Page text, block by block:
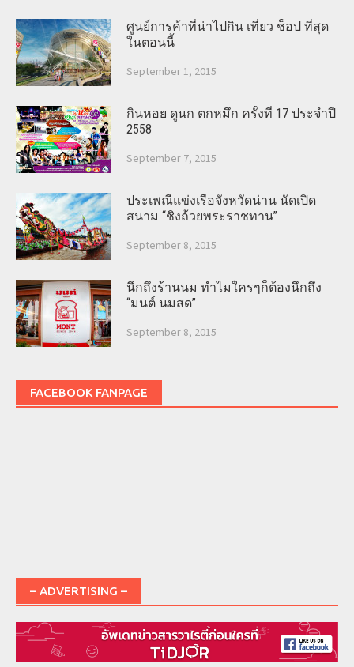
ศูนย์การค้าที่น่าไปกิน เที่ยว ช็อป ที่สุด
ในตอนนี้
September 1, 2015
กินหอย ดูนก ตกหมึก ครั้งที่ 17 ประจำปี
2558
September 7, 2015
ประเพณีแข่งเรือจังหวัดน่าน นัดเปิด
สนาม “ชิงถ้วยพระราชทาน”
September 8, 2015
นึกถึงร้านนม ทำไมใครๆก็ต้องนึกถึง
“มนต์ นมสด”
September 8, 2015
FACEBOOK FANPAGE
– ADVERTISING –